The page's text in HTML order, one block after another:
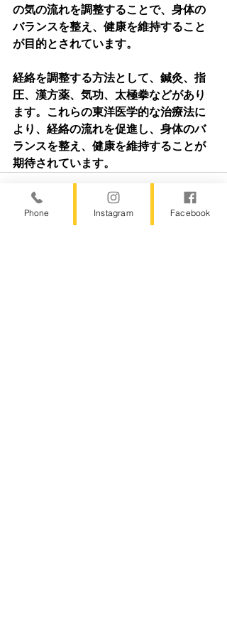
の気の流れを調整することで、身体の
バランスを整え、健康を維持すること
が目的とされています。
経絡を調整する方法として、鍼灸、指
圧、漢方薬、気功、太極拳などがあり
ます。これらの東洋医学的な治療法に
より、経絡の流れを促進し、身体のバ
ランスを整え、健康を維持することが
期待されています。
Phone Instagram Facebook